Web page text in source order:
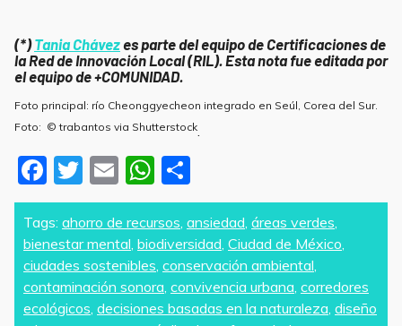
(*) Tania Chávezes parte del equipo de Certificaciones de
la Red de Innovación Local (RIL). Esta nota fue editada por
el equipo de +COMUNIDAD.
Foto principal: río Cheonggyecheon integrado en Seúl, Corea del Sur.
Foto: © trabantos via Shutterstock.
F
a
c
e
b
o
T
w
itt
er
E
m
ai
l
W
h
at
s
A
p
h
ar
e
Tags: ahorro de recursos, ansiedad, áreas verdes,
bienestar mental, biodiversidad, Ciudad de México,
ciudades sostenibles, conservación ambiental,
contaminación sonora, convivencia urbana, corredores
ecológicos, decisiones basadas en la naturaleza, diseño